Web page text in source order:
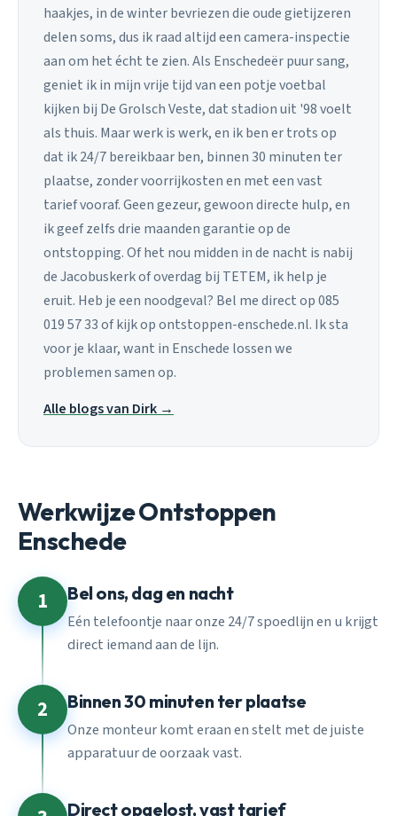
haakjes, in de winter bevriezen die oude gietijzeren
delen soms, dus ik raad altijd een camera-inspectie
aan om het écht te zien. Als Enschedeër puur sang,
geniet ik in mijn vrije tijd van een potje voetbal
kijken bij De Grolsch Veste, dat stadion uit '98 voelt
als thuis. Maar werk is werk, en ik ben er trots op
dat ik 24/7 bereikbaar ben, binnen 30 minuten ter
plaatse, zonder voorrijkosten en met een vast
tarief vooraf. Geen gezeur, gewoon directe hulp, en
ik geef zelfs drie maanden garantie op de
ontstopping. Of het nou midden in de nacht is nabij
de Jacobuskerk of overdag bij TETEM, ik help je
eruit. Heb je een noodgeval? Bel me direct op 085
019 57 33 of kijk op ontstoppen-enschede.nl. Ik sta
voor je klaar, want in Enschede lossen we
problemen samen op.
Alle blogs van Dirk →
Werkwijze Ontstoppen
Enschede
1 Bel ons, dag en nacht
Eén telefoontje naar onze 24/7 spoedlijn en u krijgt
direct iemand aan de lijn.
2 Binnen 30 minuten ter plaatse
Onze monteur komt eraan en stelt met de juiste
apparatuur de oorzaak vast.
Direct opgelost, vast tarief